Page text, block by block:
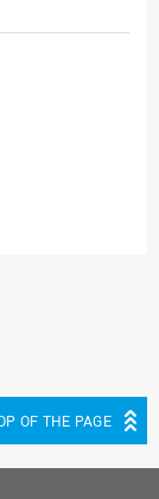
OF THE PAGE